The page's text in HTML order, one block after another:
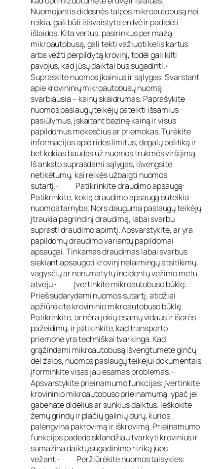
Nuomojantis didesnės talpos mikroautobusą nei
reikia, gali būti iššvaistyta erdvė ir padidėti
išlaidos. Kita vertus, pasirinkus per mažą
mikroautobusą, gali tekti važiuoti kelis kartus
arba vežti perpildytą krovinį, todėl gali kilti
pavojus, kad jūsų daiktai bus sugadinti.·
Supraskite nuomos įkainius ir sąlygas: Svarstant
apie krovininių mikroautobusų nuomą,
svarbiausia – kainų skaidrumas. Paprašykite
nuomos paslaugų teikėjų pateikti išsamius
pasiūlymus, įskaitant bazinę kainą ir visus
papildomus mokesčius ar priemokas. Turėkite
informacijos apie ridos limitus, degalų politiką ir
bet kokias baudas už nuomos trukmės viršijimą.
Iš anksto suprasdami sąlygas, išvengsite
netikėtumų, kai reikės užbaigti nuomos
sutartį.·
Patikrinkite draudimo apsaugą:
Patikrinkite, kokią draudimo apsaugą suteikia
nuomos tarnyba. Nors dauguma paslaugų teikėjų
įtraukia pagrindinį draudimą, labai svarbu
suprasti draudimo apimtį. Apsvarstykite, ar yra
papildomų draudimo variantų papildomai
apsaugai. Tinkamas draudimas labai svarbus
siekiant apsaugoti krovinį nelaimingų atsitikimų,
vagysčių ar nenumatytų incidentų vežimo metu
atveju.·
Įvertinkite mikroautobuso būklę:
Prieš sudarydami nuomos sutartį, atidžiai
apžiūrėkite krovininio mikroautobuso būklę.
Patikrinkite, ar nėra jokių esamų vidaus ir išorės
pažeidimų, ir įsitikinkite, kad transporto
priemonė yra techniškai tvarkinga. Kad
grąžindami mikroautobusą išvengtumėte ginčų
dėl žalos, nuomos paslaugų teikėjui dokumentais
įforminkite visas jau esamas problemas.·
Apsvarstykite prieinamumo funkcijas: Įvertinkite
krovininio mikroautobuso prieinamumą, ypač jei
gabenate didelius ar sunkius daiktus. Ieškokite
žemų grindų ir plačių galinių durų, kurios
palengvina pakrovimą ir iškrovimą. Prieinamumo
funkcijos padeda sklandžiau tvarkyti krovinius ir
sumažina daiktų sugadinimo riziką juos
vežant.·
Peržiūrėkite nuomos taisykles: